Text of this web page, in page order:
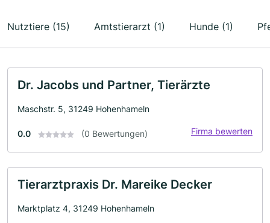
Nutztiere (15) Amtstierarzt (1) Hunde (1)
Dr. Jacobs und Partner, Tierärzte
Maschstr. 5, 31249 Hohenhameln
0.0 (0 Bewertungen) Firma bewerten
Tierarztpraxis Dr. Mareike Decker
Marktplatz 4, 31249 Hohenhameln